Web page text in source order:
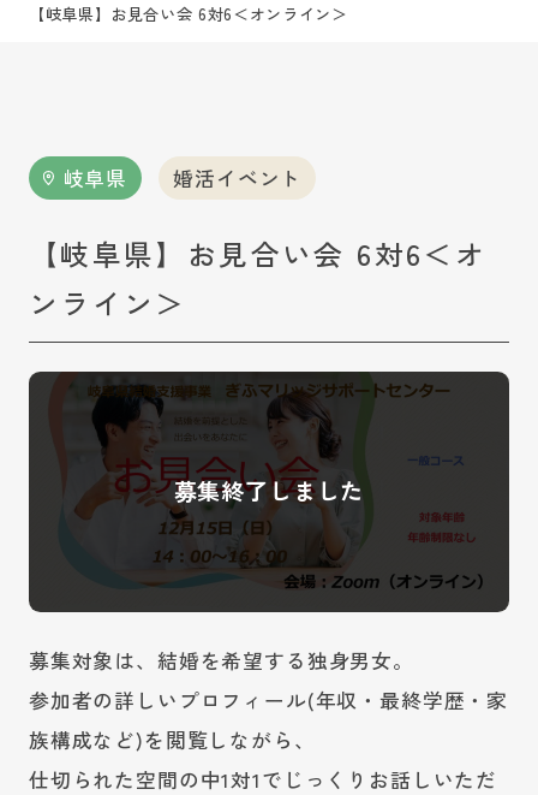
【岐阜県】お見合い会 6対6＜オンライン＞
岐阜県 婚活イベント
【岐阜県】お見合い会 6対6＜オ
ンライン＞
募集対象は、結婚を希望する独身男女。
参加者の詳しいプロフィール(年収・最終学歴・家
族構成など)を閲覧しながら、
仕切られた空間の中1対1でじっくりお話しいただ